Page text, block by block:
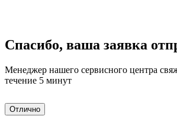
Спасибо, ваша заявка
Менеджер нашего сервисного центра
течение 5 минут
Отлично